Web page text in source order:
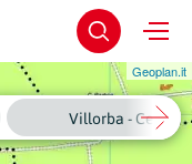
Geoplan.it
Villorba - Centro